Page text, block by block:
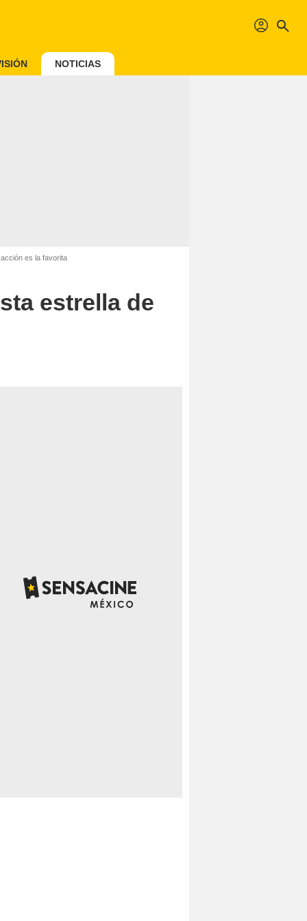
profil search
NOTICIAS
es la favorita
estrella de